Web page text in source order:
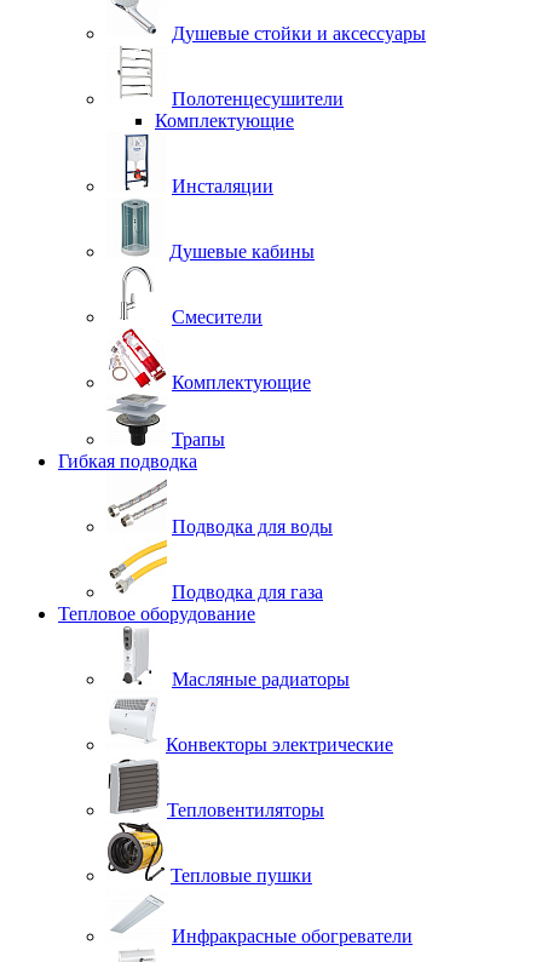
Душевые стойки и аксессуары
Полотенцесушители
Комплектующие
Инсталяции
Душевые кабины
Смесители
Комплектующие
Трапы
Гибкая подводка
Подводка для воды
Подводка для газа
Тепловое оборудование
Масляные радиаторы
Конвекторы электрические
Тепловентиляторы
Тепловые пушки
Инфракрасные обогреватели